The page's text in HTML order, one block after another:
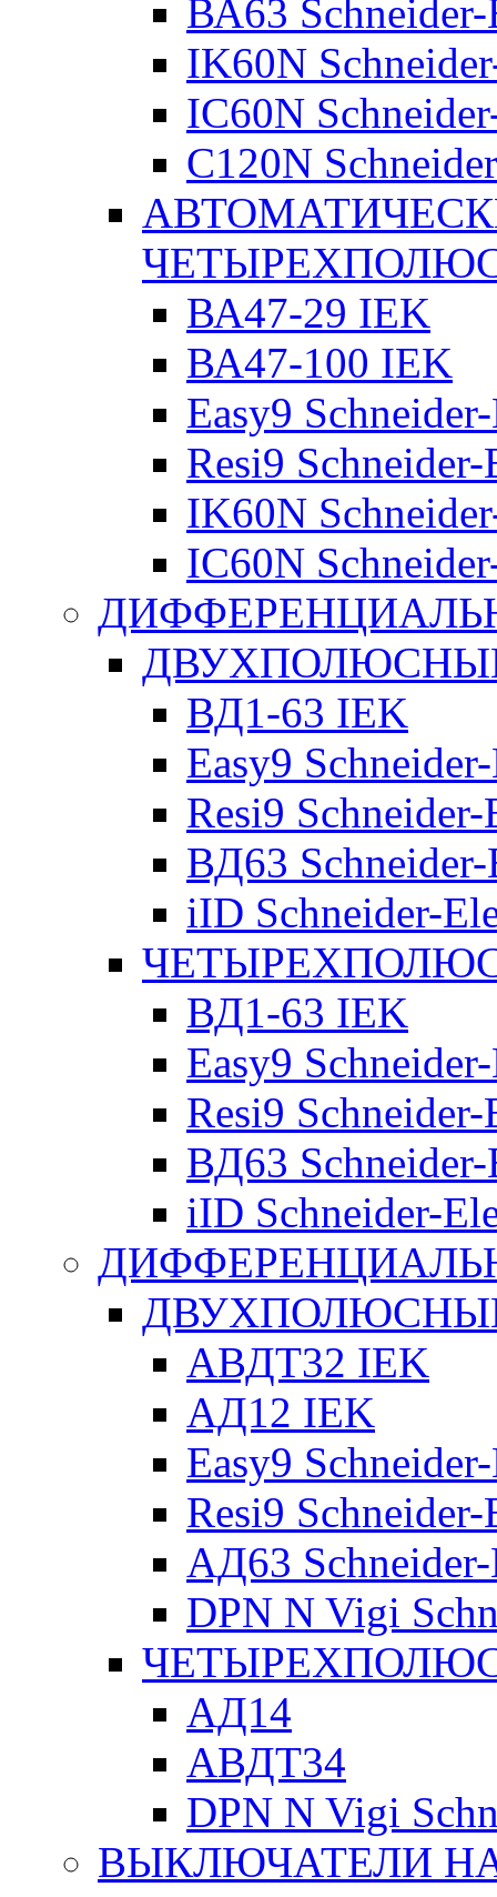
ВА63
IK60N
IC60N
C120N
ВА47-29 IEK
ВА47-100 IEK
Easy9
Resi9
IK60N
IC60N
ВД1-63 IEK
Easy9
Resi9
ВД63
iID Schneider-
ВД1-63 IEK
Easy9
Resi9
ВД63
iID Schneider-
АВДТ32 IEK
АД12 IEK
Easy9
Resi9
АД63
DPN N Vigi
АД14
АВДТ34
DPN N Vigi
ВЫКЛЮЧАТЕЛИ